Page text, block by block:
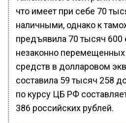
что имеет при себе 70
наличными, однако к
предъявила 70 тысяч
незаконно
средств в долларовом
составила 59 тысяч 258
по курсу ЦБ РФ
386 российских рублей.